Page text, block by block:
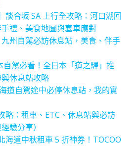
談合坂 SA 上行全攻略：河口湖回
禮、美食地圖與塞車應對
州自駕必訪休息站，美食、伴手
自駕必看！全日本「道之驛」推
休息站攻略
道自駕途中必停休息站，我的實
略：租車、ETC、休息站與必訪
驗分享）
海道中秋租車 5 折神券！TOCOO